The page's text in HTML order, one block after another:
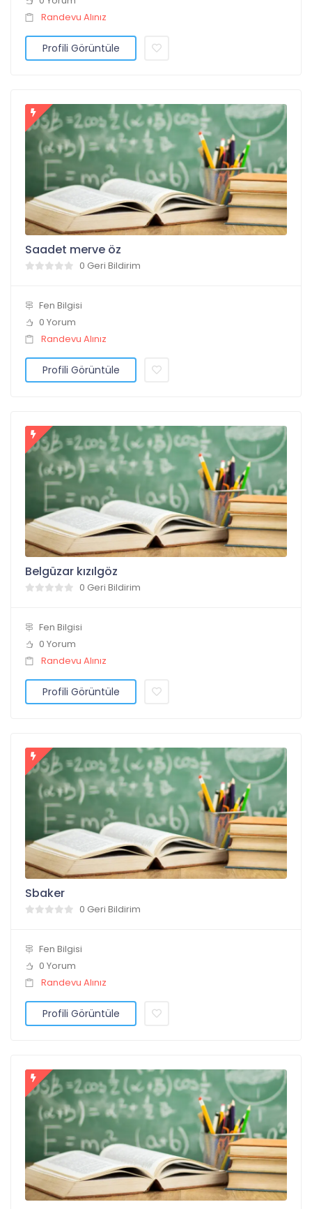
Randevu Alınız
Profili Görüntüle
Saadet merve öz
0 Geri Bildirim
Fen Bilgisi
0 Yorum
Randevu Alınız
Profili Görüntüle
Belgüzar kızılgöz
0 Geri Bildirim
Fen Bilgisi
0 Yorum
Randevu Alınız
Profili Görüntüle
Sbaker
0 Geri Bildirim
Fen Bilgisi
0 Yorum
Randevu Alınız
Profili Görüntüle